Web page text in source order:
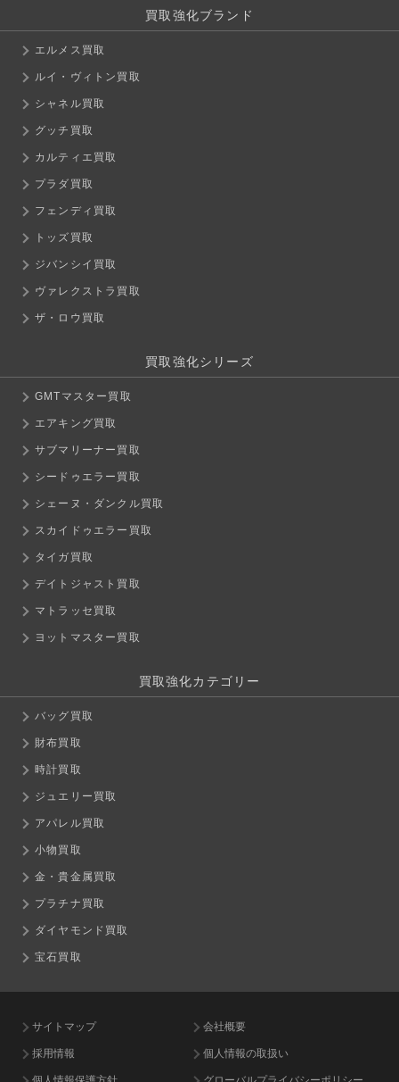
買取強化ブランド
エルメス買取
ルイ・ヴィトン買取
シャネル買取
グッチ買取
カルティエ買取
プラダ買取
フェンディ買取
トッズ買取
ジバンシイ買取
ヴァレクストラ買取
ザ・ロウ買取
買取強化シリーズ
GMTマスター買取
エアキング買取
サブマリーナー買取
シードゥエラー買取
シェーヌ・ダンクル買取
スカイドゥエラー買取
タイガ買取
デイトジャスト買取
マトラッセ買取
ヨットマスター買取
買取強化カテゴリー
バッグ買取
財布買取
時計買取
ジュエリー買取
アパレル買取
小物買取
金・貴金属買取
プラチナ買取
ダイヤモンド買取
宝石買取
サイトマップ 会社概要
採用情報 個人情報の取扱い